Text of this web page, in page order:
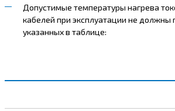
Допустимые температуры нагрева
кабелей при эксплуатации не должны
указанных в таблице: